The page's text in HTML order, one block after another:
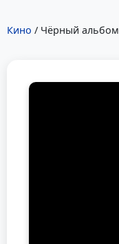
Кино / Чёрный альбом